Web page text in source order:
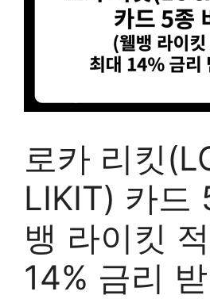
로카 리킷
LIKIT) 카드
뱅 라이킷
14% 금리